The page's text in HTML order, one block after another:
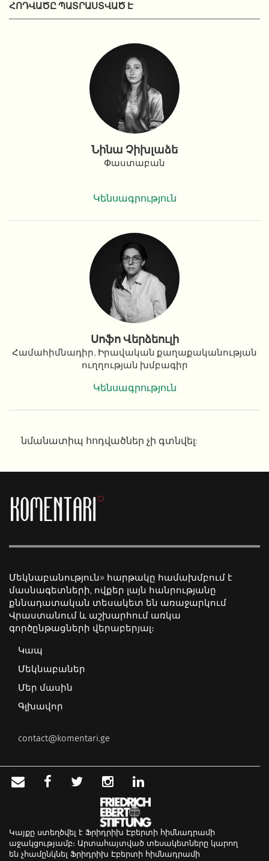
ՀՈԴՎԱԾԸ ՊԱՏՐԱՍՏՎԱԾ Է
Նինա Չիխլաձե
Փաստաբան
Կենսագրություն
Սոֆո Վերձեուլի
Համահիմնադիր, Իրավական քաղաքականության
ուղղության խմբագիր
Կենսագրություն
նմանատիպ հոդվածներ չի գտնվել:
Մեկնաբանություն» հարթակը համախմբում է
մասնագետների, ովքեր լայն հանրությանը
քննադատական տեսակետ են առաջարկում
Վրաստանում և աշխարհում առկա
գործընթացների վերաբերյալ։
Կապ
Մեկնաբաներ
Մեր մասին
Գլխավոր
contact@komentari.ge
Կայքը ստեղծվել է Ֆրիդրիխ Էբերտի հիմնադրամի
աջակցությամբ։ Արտահայտված տեսակետները կարող
են չհամընկնել Ֆրիդրիխ Էբերտի հիմնադրամի